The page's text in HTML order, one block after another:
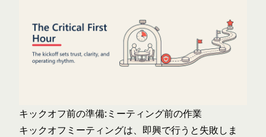
キックオフ前の準備:ミーティング前の作業
キックオフミーティングは、即興で行うと失敗しま